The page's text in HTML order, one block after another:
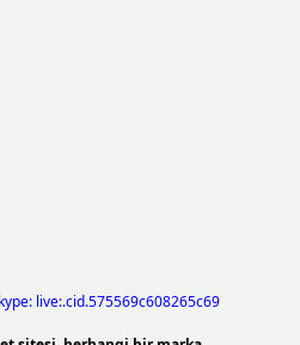
live:.cid.575569c608265c69